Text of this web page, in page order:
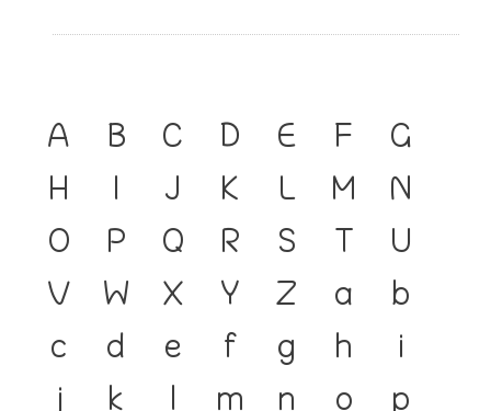
A B C D E F
G
H
I J K L M
N
O
P Q R S T
U
V W X Y Z a
b
c
d e f g h
i
j
k l m n o
p